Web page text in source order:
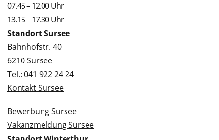
07.45 – 12.00 Uhr
13.15 – 17.30 Uhr
Standort Sursee
Bahnhofstr. 40
6210 Sursee
Tel.: 041 922 24 24
Kontakt Sursee
Bewerbung Sursee
Vakanzmeldung Sursee